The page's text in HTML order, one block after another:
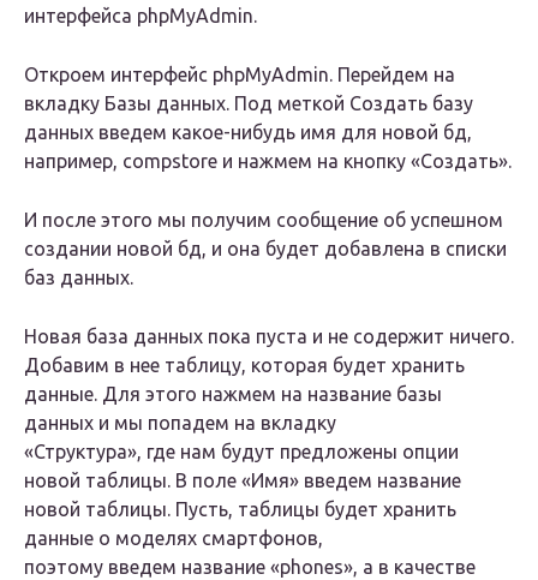
интерфейса phpMyAdmin.
Откроем интерфейс phpMyAdmin. Перейдем на
вкладку Базы данных. Под меткой Создать базу
данных введем какое-нибудь имя для новой бд,
например, compstore и нажмем на кнопку «Создать».
И после этого мы получим сообщение об успешном
создании новой бд, и она будет добавлена в списки
баз данных.
Новая база данных пока пуста и не содержит ничего.
Добавим в нее таблицу, которая будет хранить
данные. Для этого нажмем на название базы
данных и мы попадем на вкладку
«Структура», где нам будут предложены опции
новой таблицы. В поле «Имя» введем название
новой таблицы. Пусть, таблицы будет хранить
данные о моделях смартфонов,
поэтому введем название «phones», а в качестве